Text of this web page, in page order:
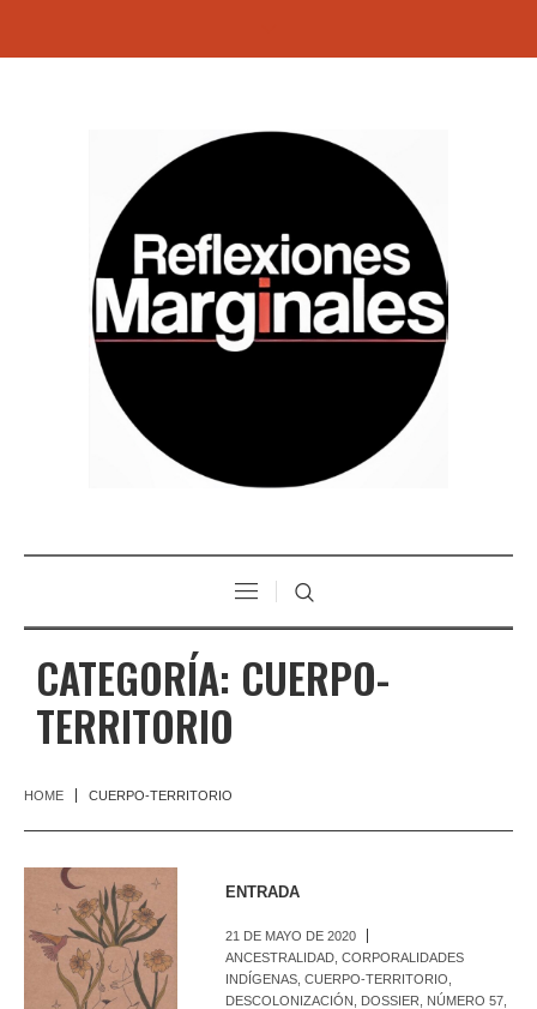
CATEGORÍA: CUERPO-
TERRITORIO
HOME CUERPO-TERRITORIO
ENTRADA
21 DE MAYO DE 2020
ANCESTRALIDAD ,CORPORALIDADES
INDÍGENAS ,CUERPO-TERRITORIO
DESCOLONIZACIÓN
DOSSIER NÚMERO 57